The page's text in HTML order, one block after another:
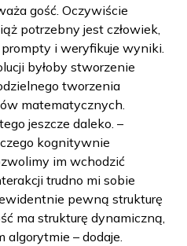
gość. Oczywiście
potrzebny jest człowiek,
i weryfikuje wyniki.
byłoby stworzenie
tworzenia
matematycznych.
jeszcze daleko. –
kognitywnie
im wchodzić
trudno mi sobie
pewną strukturę
ma strukturę dynamiczną,
– dodaje.